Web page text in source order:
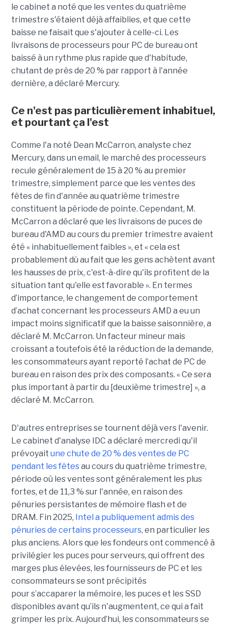
le cabinet a noté que les ventes du quatrième
trimestre s'étaient déjà affaiblies, et que cette
baisse ne faisait que s'ajouter à celle-ci. Les
livraisons de processeurs pour PC de bureau ont
baissé à un rythme plus rapide que d'habitude,
chutant de près de 20 % par rapport à l'année
dernière, a déclaré Mercury.
Ce n'est pas particulièrement inhabituel,
et pourtant ça l'est
Comme l'a noté Dean McCarron, analyste chez
Mercury, dans un email, le marché des processeurs
recule généralement de 15 à 20 % au premier
trimestre, simplement parce que les ventes des
fêtes de fin d'année au quatrième trimestre
constituent la période de pointe. Cependant, M.
McCarron a déclaré que les livraisons de puces de
bureau d'AMD au cours du premier trimestre avaient
été « inhabituellement faibles », et « cela est
probablement dû au fait que les gens achètent avant
les hausses de prix, c'est-à-dire qu'ils profitent de la
situation tant qu'elle est favorable ». En termes
d’importance, le changement de comportement
d’achat concernant les processeurs AMD a eu un
impact moins significatif que la baisse saisonnière, a
déclaré M. McCarron. Un facteur mineur mais
croissant a toutefois été la réduction de la demande,
les consommateurs ayant reporté l’achat de PC de
bureau en raison des prix des composants. « Ce sera
plus important à partir du [deuxième trimestre] », a
déclaré M. McCarron.
D'autres entreprises se tournent déjà vers l'avenir.
Le cabinet d'analyse IDC a déclaré mercredi qu'il
prévoyait une chute de 20 % des ventes de PC
pendant les fêtesau cours du quatrième trimestre,
période où les ventes sont généralement les plus
fortes, et de 11,3 % sur l'année, en raison des
pénuries persistantes de mémoire flash et de
DRAM. Fin 2025, Intel a publiquement admis des
pénuries de certains processeurs, en particulier les
plus anciens. Alors que les fondeurs ont commencé à
privilégier les puces pour serveurs, qui offrent des
marges plus élevées, les fournisseurs de PC et les
consommateurs se sont précipités
pour s’accaparer la mémoire, les puces et les SSD
disponibles avant qu’ils n'augmentent, ce qui a fait
grimper les prix. Aujourd’hui, les consommateurs se